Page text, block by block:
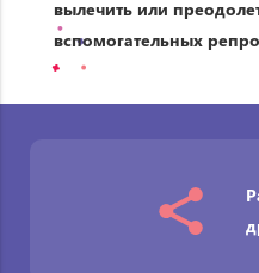
вылечить или
вспомогательных